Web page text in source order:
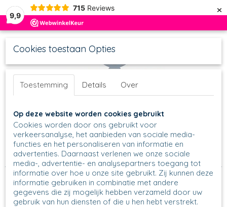
9,9
715 Reviews ×
Geen producten
Home>Mokken>Farmermokken>Farmermok M>
Farmermok 240 ml - Unikat - U4963
Cookies toestaan Opties
Toestemming Details Over
Op deze website worden cookies gebruikt
Cookies worden door ons gebruikt voor
verkeersanalyse, het aanbieden van sociale media-
functies en het personaliseren van informatie en
advertenties. Daarnaast verlenen we onze sociale
media-, advertentie- en analysepartners toegang tot
informatie over hoe u onze site gebruikt. Zij kunnen deze
informatie gebruiken in combinatie met andere
gegevens die zij mogelijk hebben verzameld door uw
gebruik van hun diensten of die u hen hebt verstrekt.